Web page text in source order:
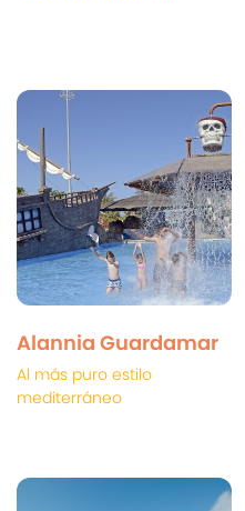
Alannia Guardamar
Al más puro estilo
mediterráneo